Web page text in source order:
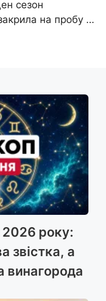
сезон
на пробу …
2026 року:
звістка, а
винагорода